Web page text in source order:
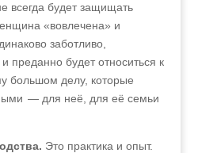
всегда будет защищать
«вовлечена» и
заботливо,
преданно будет относиться к
большом делу, которые
— для неё, для её семьи
Это практика и опыт.